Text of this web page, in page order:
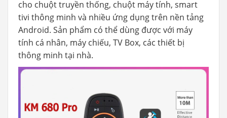
cho chuột truyền thống, chuột máy tính, smart
tivi thông minh và nhiều ứng dụng trên nền tảng
Android. Sản phẩm có thể dùng được với máy
tính cá nhân, máy chiếu, TV Box, các thiết bị
thông minh tại nhà.